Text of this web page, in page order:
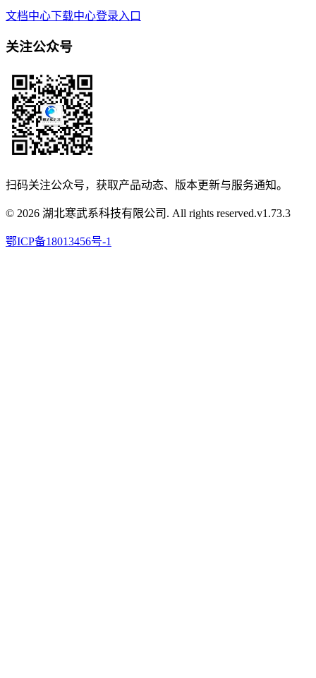
文档中心下载中心登录入口
关注公众号
扫码关注公众号，获取产品动态、版本更新与服务通知。
© 2026 湖北寒武系科技有限公司. All rights reserved.v1.73.3
鄂ICP备18013456号-1